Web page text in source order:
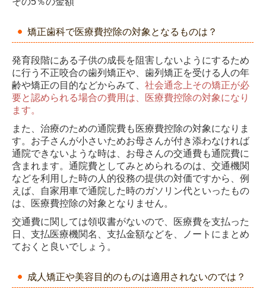
矯正歯科で医療費控除の対象となるものは？
発育段階にある子供の成長を阻害しないようにするため
に行う不正咬合の歯列矯正や、歯列矯正を受ける人の年
齢や矯正の目的などからみて、 社会通念上その矯正が必
要と認められる場合の費用は、医療費控除の対象になり
ます。
また、治療のための通院費も医療費控除の対象になりま
す。お子さんが小さいためお母さんが付き添わなければ
通院できないような時は、お母さんの交通費も通院費に
含まれます。通院費としてみとめられるのは、交通機関
などを利用した時の人的役務の提供の対価ですから、例
えば、自家用車で通院した時のガソリン代といったもの
は、医療費控除の対象となりません。
交通費に関しては領収書がないので、医療費を支払った
日、支払医療機関名、支払金額などを、ノートにまとめ
ておくと良いでしょう。
成人矯正や美容目的のものは適用されないのでは？